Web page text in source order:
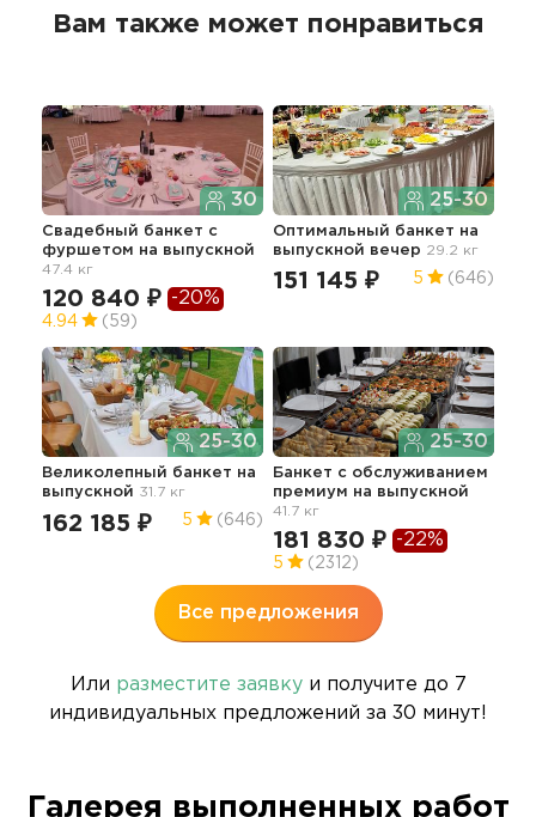
Вам также может понравиться
30
Свадебный банкет с
фуршетом на выпускной
47.4 кг
120 840 ₽ -20%
4.94 (59)
25-30
Оптимальный банкет на
выпускной вечер 29.2 кг
151 145 ₽ 5 (646)
25-30
Великолепный банкет на
выпускной 31.7 кг
162 185 ₽ 5 (646)
25-30
Банкет с обслуживанием
премиум на выпускной
41.7 кг
181 830 ₽ -22%
5 (2312)
Все предложения
Или разместите заявкуи получите до 7
индивидуальных предложений за 30 минут!
Галерея выполненных работ